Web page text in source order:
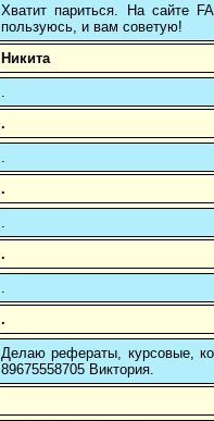
Хватит париться. На сайте
пользуюсь, и вам советую!
Никита
.
.
.
.
Делаю рефераты, курсовые,
89675558705 Виктория.